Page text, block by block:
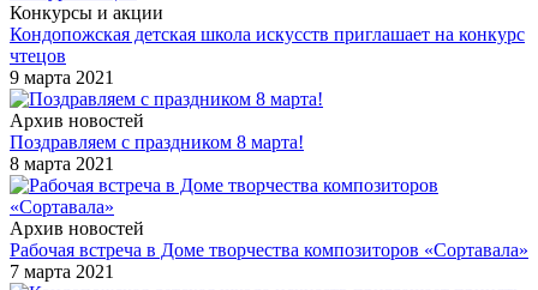
Конкурсы и акции
Кондопожская детская школа искусств приглашает на конкурс
чтецов
9 марта 2021
Архив новостей
Поздравляем с праздником 8 марта!
8 марта 2021
Архив новостей
Рабочая встреча в Доме творчества композиторов «Сортавала»
7 марта 2021